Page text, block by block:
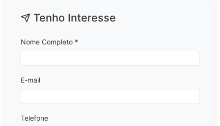
Tenho Interesse
Nome Completo *
E-mail
Telefone